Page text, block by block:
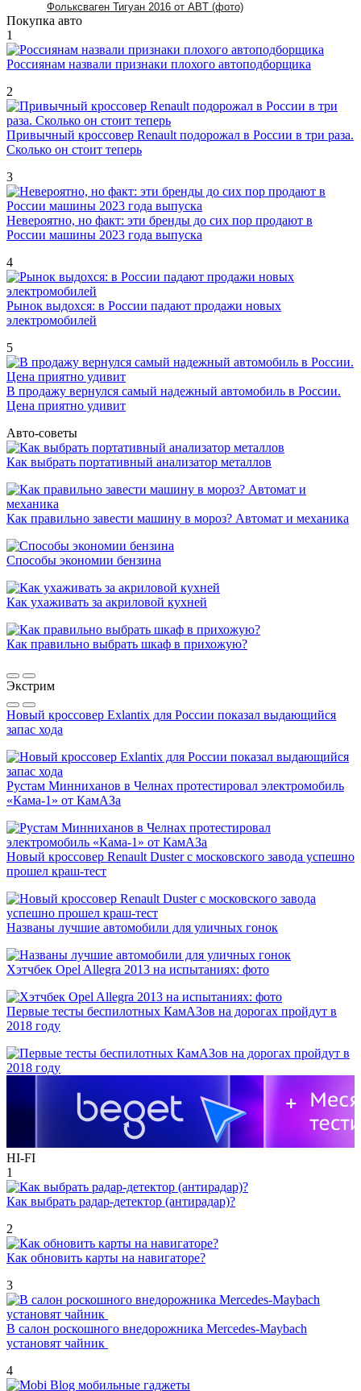
Фольксваген Тигуан 2016 от ABT (фото)
Покупка авто
1
Россиянам назвали признаки плохого автоподборщика
2
Привычный кроссовер Renault подорожал в России в три раза.
Сколько он стоит теперь
3
Невероятно, но факт: эти бренды до сих пор продают в
России машины 2023 года выпуска
4
Рынок выдохся: в России падают продажи новых
электромобилей
5
В продажу вернулся самый надежный автомобиль в России.
Цена приятно удивит
Авто-советы
Как выбрать портативный анализатор металлов
Как правильно завести машину в мороз? Автомат и механика
Способы экономии бензина
Как ухаживать за акриловой кухней
Как правильно выбрать шкаф в прихожую?
Экстрим
Новый кроссовер Exlantix для России показал выдающийся
запас хода
Рустам Минниханов в Челнах протестировал электромобиль
«Кама-1» от КамАЗа
Новый кроссовер Renault Duster с московского завода успешно
прошел краш-тест
Названы лучшие автомобили для уличных гонок
Хэтчбек Opel Allegra 2013 на испытаниях: фото
Первые тесты беспилотных КамАЗов на дорогах пройдут в
2018 году
HI-FI
1
Как выбрать радар-детектор (антирадар)?
2
Как обновить карты на навигаторе?
3
В салон роскошного внедорожника Mercedes-Maybach
установят чайник
4